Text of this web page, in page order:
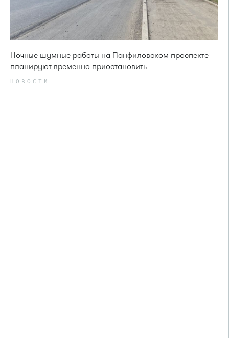
Ночные шумные работы на Панфиловском проспекте
планируют временно приостановить
НОВОСТИ